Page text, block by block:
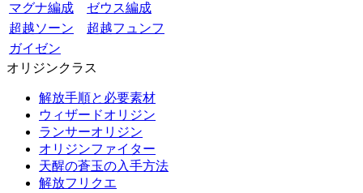
マグナ編成
ゼウス編成
超越ソーン
超越フュンフ
ガイゼン
オリジンクラス
解放手順と必要素材
ウィザードオリジン
ランサーオリジン
オリジンファイター
天醒の蒼玉の入手方法
解放フリクエ